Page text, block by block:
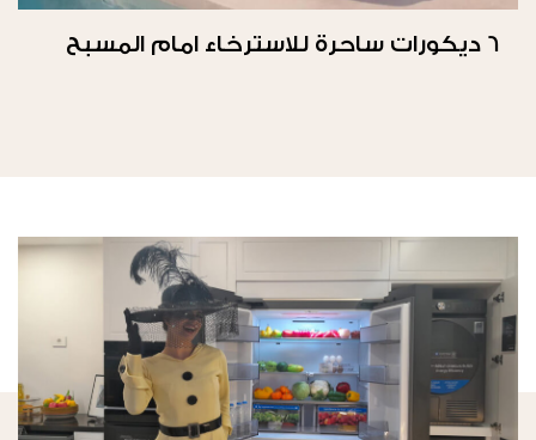
6 ديكورات ساحرة للاسترخاء امام المسبح